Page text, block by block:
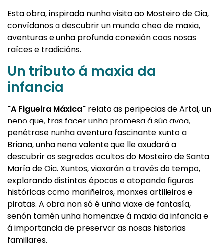
Esta obra, inspirada nunha visita ao Mosteiro de Oia,
convídanos a descubrir un mundo cheo de maxia,
aventuras e unha profunda conexión coas nosas
raíces e tradicións.
Un tributo á maxia da
infancia
"A Figueira Máxica" relata as peripecias de Artai, un
neno que, tras facer unha promesa á súa avoa,
penétrase nunha aventura fascinante xunto a
Briana, unha nena valente que lle axudará a
descubrir os segredos ocultos do Mosteiro de Santa
María de Oia. Xuntos, viaxarán a través do tempo,
explorando distintas épocas e atopando figuras
históricas como mariñeiros, monxes artilleiros e
piratas. A obra non só é unha viaxe de fantasía,
senón tamén unha homenaxe á maxia da infancia e
á importancia de preservar as nosas historias
familiares.